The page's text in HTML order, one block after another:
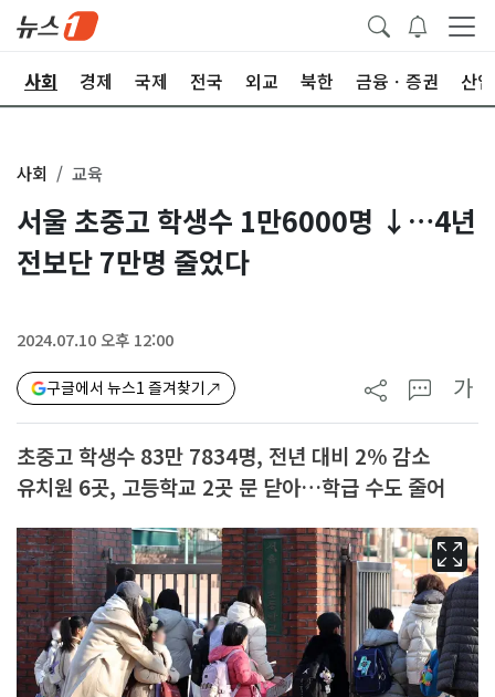
사회 경제 국제 전국 외교 북한 금융ㆍ증권 산업
사회 교육
서울 초중고 학생수 1만6000명 ↓…4년
전보단 7만명 줄었다
2024.07.10 오후 12:00
구글에서 뉴스1 즐겨찾기 가
초중고 학생수 83만 7834명, 전년 대비 2% 감소
유치원 6곳, 고등학교 2곳 문 닫아…학급 수도 줄어